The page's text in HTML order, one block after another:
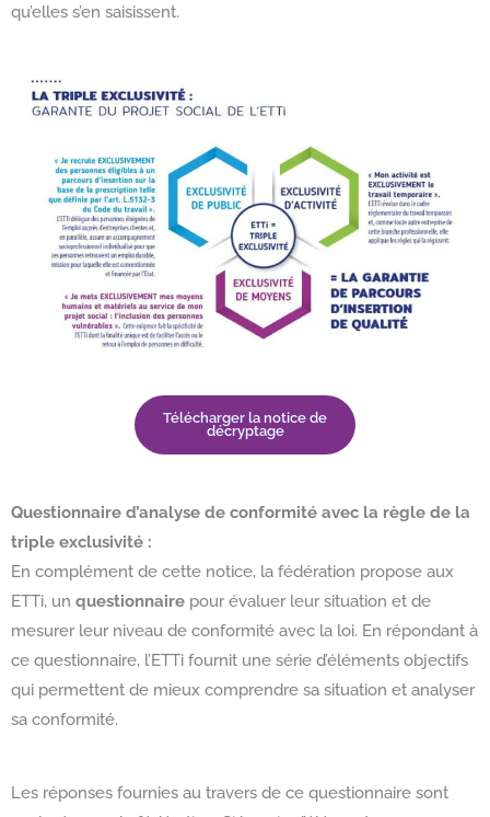
qu’elles s’en saisissent.
Télécharger la notice de
décryptage
Questionnaire d’analyse de conformité avec la règle de la
triple exclusivité :
En complément de cette notice, la fédération propose aux
ETTi, un questionnaire pour évaluer leur situation et de
mesurer leur niveau de conformité avec la loi. En répondant à
ce questionnaire, l’ETTi fournit une série d’éléments objectifs
qui permettent de mieux comprendre sa situation et analyser
sa conformité.
Les réponses fournies au travers de ce questionnaire sont